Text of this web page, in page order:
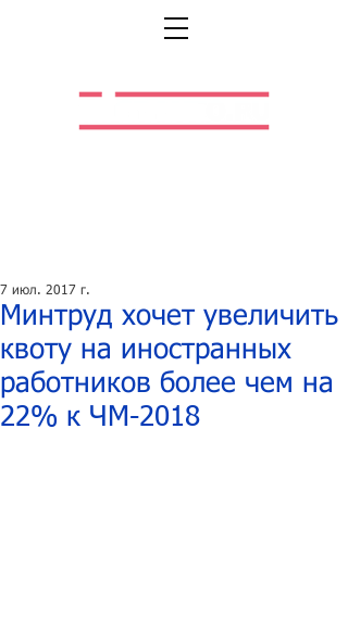
Минтруд хочет увеличить
квоту на иностранных
работников более чем на
22% к ЧМ-2018
7 июл. 2017 г.